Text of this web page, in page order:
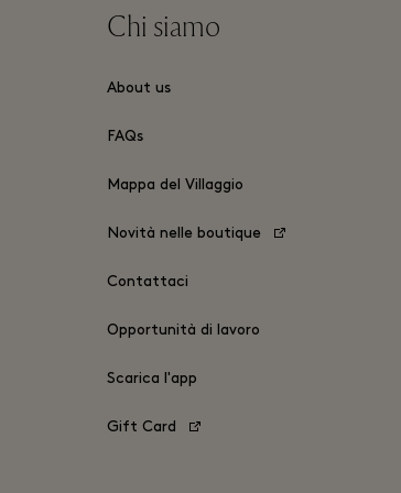
Chi siamo
About us
FAQs
Mappa del Villaggio
Novità nelle boutique
Contattaci
Opportunità di lavoro
Scarica l'app
Gift Card